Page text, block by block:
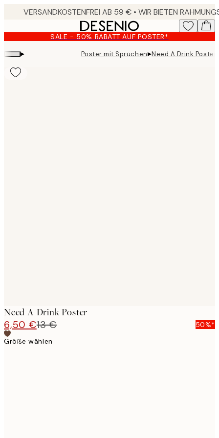
content.
SALE - 50% RABATT AUF POSTER*
▸ Poster mit Sprüchen▸Need A Drink Poster
Need A Drink Poster
6,50 €13 €
50%*
Größe wählen